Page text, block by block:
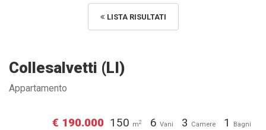
LISTA RISULTATI
Collesalvetti (LI)
Appartamento
150 m2 6 Vani 3 Camere 1 Bagni
€ 190.000